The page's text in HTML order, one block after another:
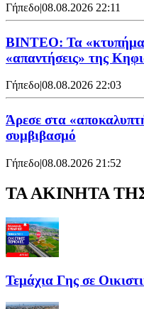
Γήπεδο|08.08.2026 22:11
ΒΙΝΤΕΟ: Τα
«απαντήσεις» της
Γήπεδο|08.08.2026 22:03
Άρεσε στα
συμβιβασμό
Γήπεδο|08.08.2026 21:52
ΤΑ ΑΚΙΝΗΤΑ
Τεμάχια Γης σε